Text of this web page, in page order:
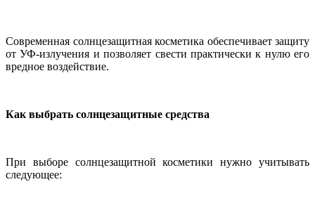
Современная солнцезащитная косметика обеспечивает защиту
от УФ-излучения и позволяет свести практически к нулю его
вредное воздействие.
Как выбрать солнцезащитные средства
При выборе солнцезащитной косметики нужно учитывать
следующее: